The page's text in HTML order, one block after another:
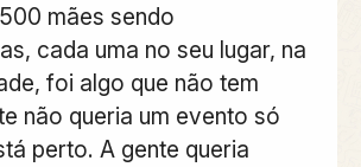
mães sendo
cada uma no seu lugar, na
foi algo que não tem
não queria um evento só
perto. A gente queria